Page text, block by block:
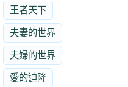
王者天下
夫妻的世界
夫婦的世界
愛的迫降